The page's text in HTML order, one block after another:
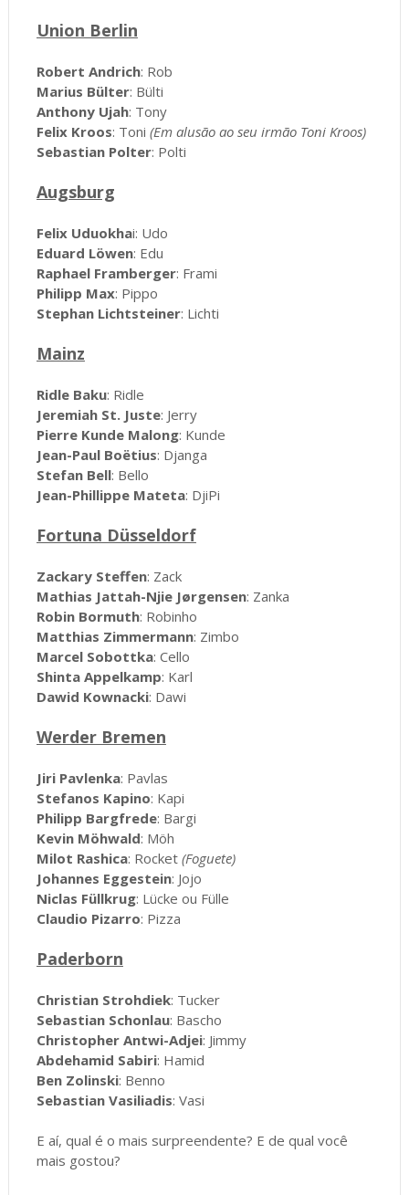
Union Berlin
Robert Andrich: Rob
Marius Bülter: Bülti
Anthony Ujah: Tony
Felix Kroos: Toni (Em alusão ao seu irmão Toni Kroos)
Sebastian Polter: Polti
Augsburg
Felix Uduokhai: Udo
Eduard Löwen: Edu
Raphael Framberger: Frami
Philipp Max: Pippo
Stephan Lichtsteiner: Lichti
Mainz
Ridle Baku: Ridle
Jeremiah St. Juste: Jerry
Pierre Kunde Malong: Kunde
Jean-Paul Boëtius: Djanga
Stefan Bell: Bello
Jean-Phillippe Mateta: DjiPi
Fortuna Düsseldorf
Zackary Steffen: Zack
Mathias Jattah-Njie Jørgensen: Zanka
Robin Bormuth: Robinho
Matthias Zimmermann: Zimbo
Marcel Sobottka: Cello
Shinta Appelkamp: Karl
Dawid Kownacki: Dawi
Werder Bremen
Jiri Pavlenka: Pavlas
Stefanos Kapino: Kapi
Philipp Bargfrede: Bargi
Kevin Möhwald: Möh
Milot Rashica: Rocket (Foguete)
Johannes Eggestein: Jojo
Niclas Füllkrug: Lücke ou Fülle
Claudio Pizarro: Pizza
Paderborn
Christian Strohdiek: Tucker
Sebastian Schonlau: Bascho
Christopher Antwi-Adjei: Jimmy
Abdehamid Sabiri: Hamid
Ben Zolinski: Benno
Sebastian Vasiliadis: Vasi
E aí, qual é o mais surpreendente? E de qual você
mais gostou?